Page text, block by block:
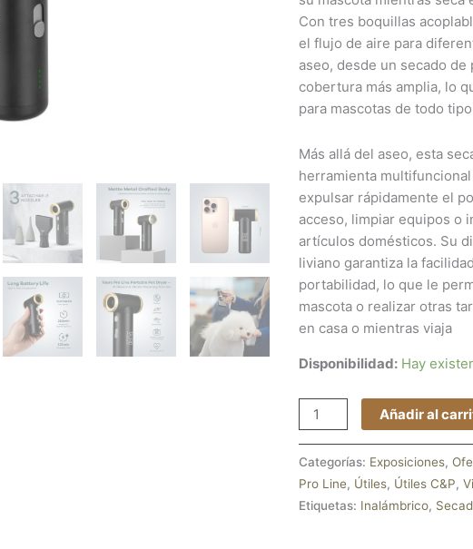
Con tres boquillas
el flujo de aire para
aseo, desde un secado
cobertura más amplia, lo
para mascotas de todo
Más allá del aseo, esta
herramienta
expulsar rápidamente el
acceso, limpiar equipos o
artículos domésticos. Su
liviano garantiza la
portabilidad, lo que le
mascota o realizar otras
en casa o mientras viaja
Disponibilidad: Hay
Añadir al
Categorías: Exposiciones,
Pro Line, Útiles, Útiles C&P,
Etiquetas: Inalámbrico,